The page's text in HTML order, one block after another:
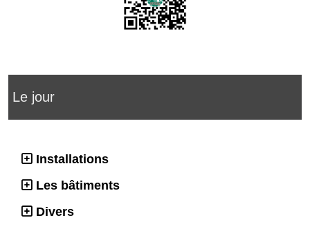
Le jour
Installations
Les bâtiments
Divers